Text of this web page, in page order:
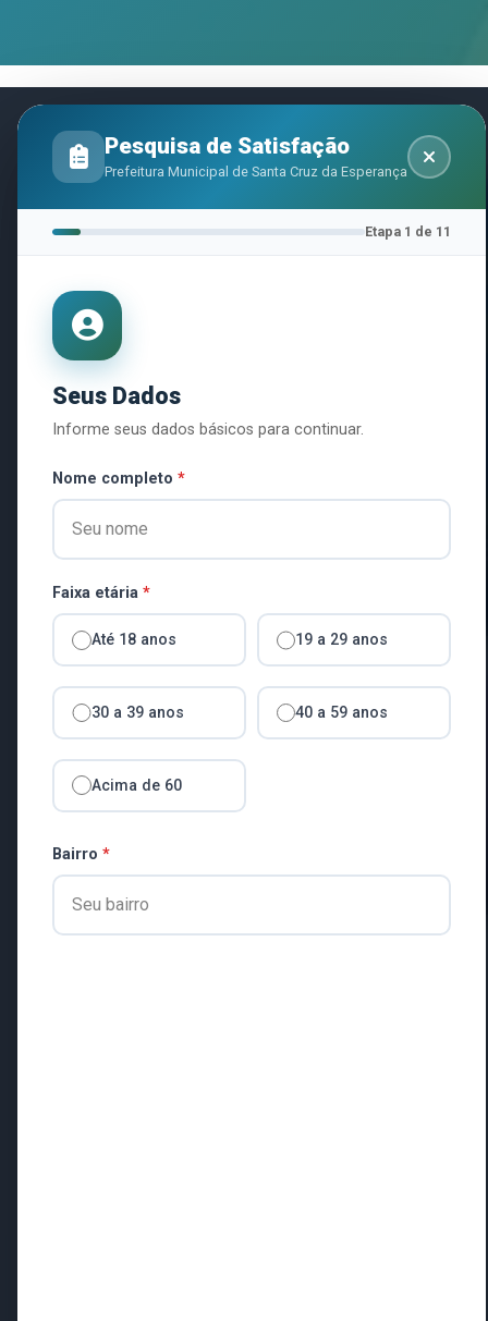
Pesquisa de Satisfação
Prefeitura Municipal de Santa Cruz da Esperança
Etapa 1 de 11
Seus Dados
Informe seus dados básicos para continuar.
Nome completo *
Faixa etária *
Até 18 anos 19 a 29 anos
30 a 39 anos 40 a 59 anos
Acima de 60
Bairro *
SAÚDE E MEDICINA PREVENTIVA
Comunicado:
será realizada no dia
COMISSÃO MUNICIPAL DE PLANEJAMENTO E
Atas de Audiências